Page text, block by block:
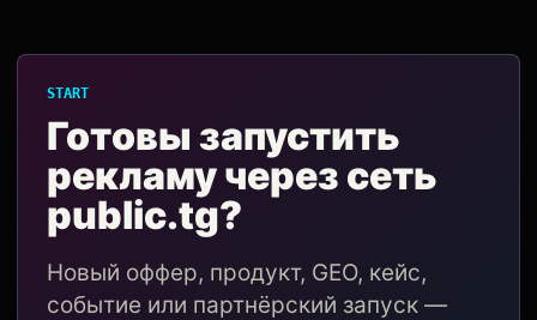
START
Готовы запустить
рекламу через сеть
public.tg?
Новый оффер, продукт, GEO, кейс,
событие или партнёрский запуск —